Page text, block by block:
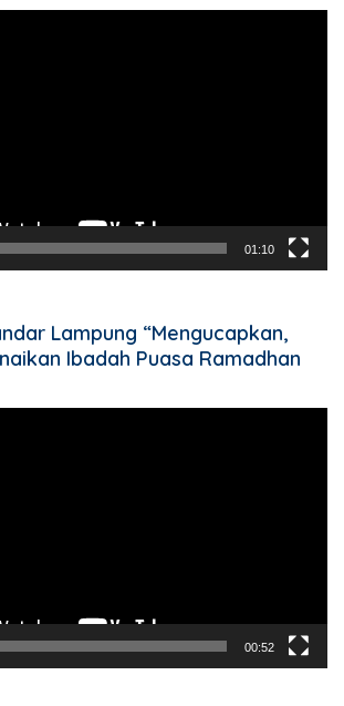
01:10
Lampung “Mengucapkan,
Ibadah Puasa Ramadhan
00:52